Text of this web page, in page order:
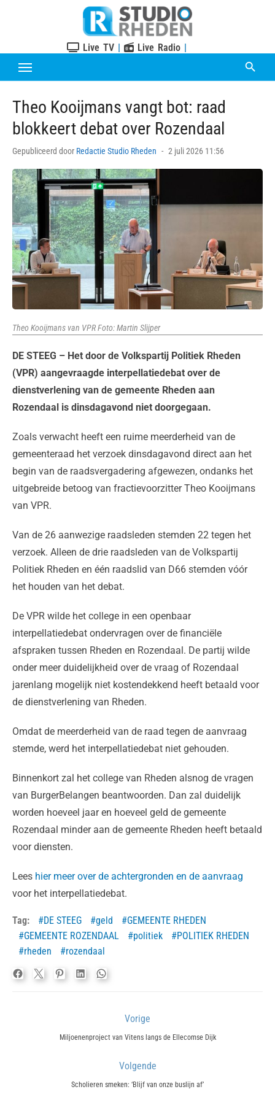
Live TV | Live Radio |
Theo Kooijmans vangt bot: raad
blokkeert debat over Rozendaal
Gepubliceerd door Redactie Studio Rheden
Posted
2 juli 2026 11:56
Theo Kooijmans van VPR Foto: Martin Slijper
DE STEEG – Het door de Volkspartij Politiek Rheden
(VPR) aangevraagde interpellatiedebat over de
dienstverlening van de gemeente Rheden aan
Rozendaal is dinsdagavond niet doorgegaan.
Zoals verwacht heeft een ruime meerderheid van de
gemeenteraad het verzoek dinsdagavond direct aan het
begin van de raadsvergadering afgewezen, ondanks het
uitgebreide betoog van fractievoorzitter Theo Kooijmans
van VPR.
Van de 26 aanwezige raadsleden stemden 22 tegen het
verzoek. Alleen de drie raadsleden van de Volkspartij
Politiek Rheden en één raadslid van D66 stemden vóór
het houden van het debat.
De VPR wilde het college in een openbaar
interpellatiedebat ondervragen over de financiële
afspraken tussen Rheden en Rozendaal. De partij wilde
onder meer duidelijkheid over de vraag of Rozendaal
jarenlang mogelijk niet kostendekkend heeft betaald voor
de dienstverlening van Rheden.
Omdat de meerderheid van de raad tegen de aanvraag
stemde, werd het interpellatiedebat niet gehouden.
Binnenkort zal het college van Rheden alsnog de vragen
van BurgerBelangen beantwoorden. Dan zal duidelijk
worden hoeveel jaar en hoeveel geld de gemeente
Rozendaal minder aan de gemeente Rheden heeft betaald
voor diensten.
Lees hier meer over de achtergronden en de aanvraag
voor het interpellatiedebat.
Tag: DE STEEG geld
GEMEENTE RHEDEN
GEMEENTE ROZENDAAL
politiek
POLITIEK RHEDEN
rheden
rozendaal
navigatie
Vorige
Previous
Miljoenenproject van Vitens langs de Ellecomse Dijk
Volgende
Next
Scholieren smeken: ‘Blijf van onze buslijn af’